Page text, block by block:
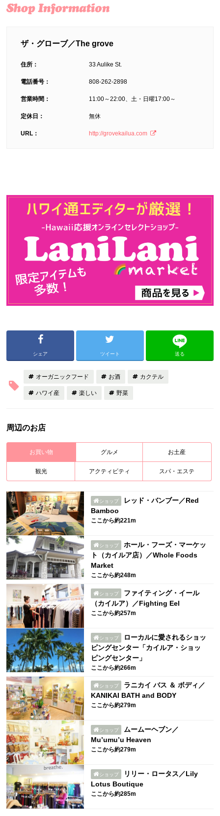
ザ・グローブ／The grove
住所： 33 Aulike St.
電話番号： 808-262-2898
営業時間： 11:00～22:00、土・日曜17:00～
定休日： 無休
URL： http://grovekailua.com
シェア ツイート 送る
オーガニックフード お酒 カクテル
ハワイ産 楽しい 野菜
周辺のお店
お買い物 グルメ お土産
観光 アクティビティ スパ・エステ
ショップ
レッド・バンブー／Red
Bamboo
ここから約221m
ショップ
ホール・フーズ・マーケッ
ト（カイルア店）／Whole Foods
Market
ここから約248m
ショップ
ファイティング・イール
（カイルア）／Fighting Eel
ここから約257m
ショップ
ローカルに愛されるショッ
ピングセンター「カイルア・ショッ
ピングセンター」
ここから約266m
ショップ
ラニカイ バス ＆ ボディ／
KANIKAI BATH and BODY
ここから約279m
ショップ
ムームーヘブン／
Mu’umu’u Heaven
ここから約279m
ショップ
リリー・ロータス／Lily
Lotus Boutique
ここから約285m